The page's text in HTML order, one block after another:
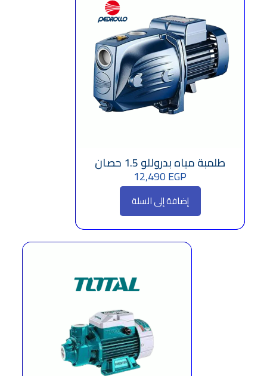
طلمبة مياه بدروللو 1.5 حصان
12,490EGP
إضافة إلى السلة